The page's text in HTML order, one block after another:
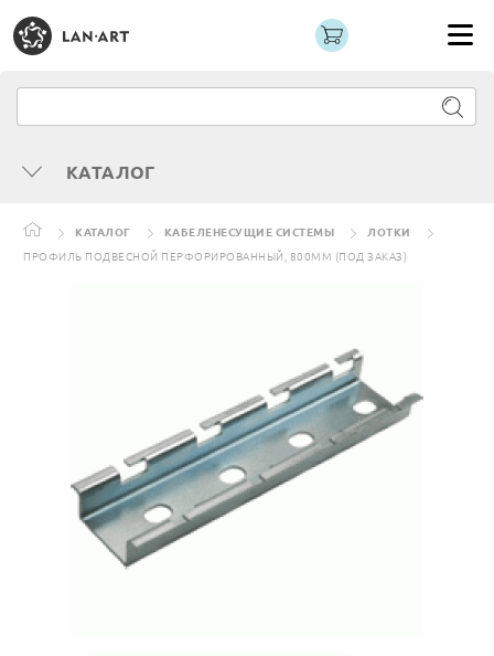
КАТАЛОГ
КАТАЛОГ КАБЕЛЕНЕСУЩИЕ СИСТЕМЫ
ЛОТКИ
ПРОФИЛЬ ПОДВЕСНОЙ ПЕРФОРИРОВАННЫЙ, 800ММ (ПОД ЗАКАЗ)